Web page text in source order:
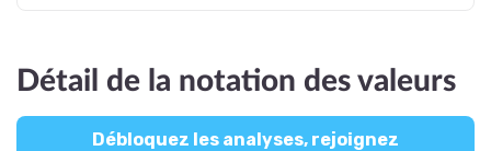
Détail de la notation des valeurs
Débloquez les analyses, rejoignez